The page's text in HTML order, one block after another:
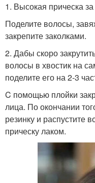
1. Высокая прическа
Поделите волосы,
закрепите заколками.
2. Дабы скоро
волосы в хвостик на
поделите его на 2-3
C помощью плойки
лица. По окончании
резинку и распустите
прическу лаком.